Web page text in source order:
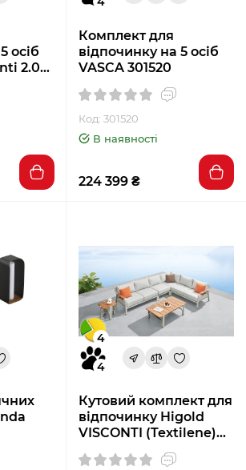
осіб
2.0
Комплект для
відпочинку на 5 осіб
VASCA 301520
Код: 301520
В наявності
224 399 ₴
4
4
Кутовий комплект для
відпочинку Higold
VISCONTI (Textilene)
білий 3019210